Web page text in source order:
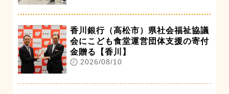
香川銀行（高松市）県社会福祉協議
会にこども食堂運営団体支援の寄付
金贈る【香川】
2026/08/10